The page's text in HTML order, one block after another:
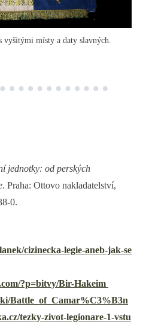
vyšitými místy a daty slavných.
jednotky: od perských
. Praha: Ottovo nakladatelství,
0.
cizinecka-legie-aneb-jak-se
?p=bitvy/Bir-Hakeim
Battle_of_Camar%C3%B3n
tezky-zivot-legionare-1-vstu